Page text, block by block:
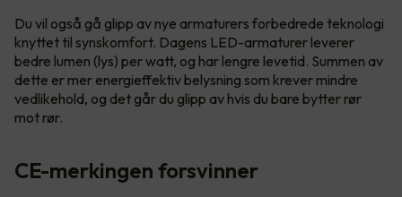
Du vil også gå glipp av nye armaturers forbedrede teknologi
knyttet til synskomfort. Dagens LED-armaturer leverer
bedre lumen (lys) per watt, og har lengre levetid. Summen av
dette er mer energieffektiv belysning som krever mindre
vedlikehold, og det går du glipp av hvis du bare bytter rør
mot rør.
CE-merkingen forsvinner